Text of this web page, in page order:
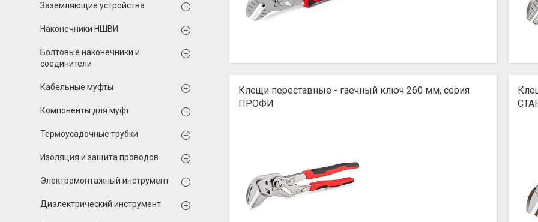
Клещи переставные - гаечный ключ 260 мм, серия
ПРОФИ
Заземляющие устройства
Наконечники НШВИ
Болтовые наконечники и
соединители
Кабельные муфты
Компоненты для муфт
Термоусадочные трубки
Изоляция и защита проводов
Электромонтажный инструмент
Диэлектрический инструмент